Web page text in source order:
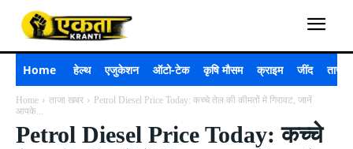
Home हेल्थ एजुकेशन ऑटो-टेक कृषि मौसम क्राइम जींद ताजा
Home ताजा खबर
Petrol Diesel Price Today: कच्चे तेल की कीमतों में गिरावट, जानें
आपके...
Petrol Diesel Price Today: कच्चे